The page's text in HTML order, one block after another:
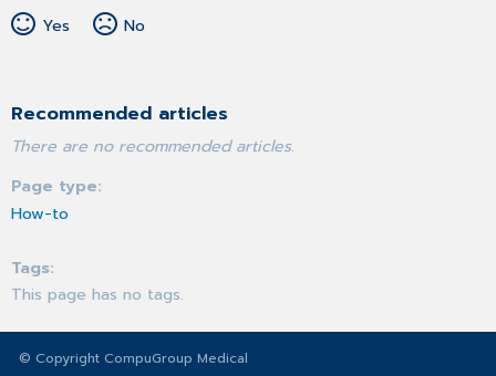
Yes
No
Recommended articles
There are no recommended articles.
Page type
How-to
Tags
This page has no tags.
© Copyright CompuGroup Medical